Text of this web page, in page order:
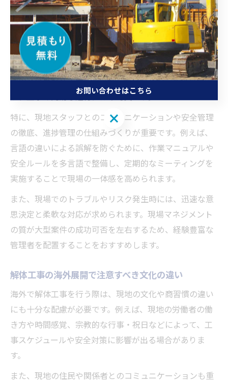
海外解体工事で役立つ現場マネジメント手法
海外の現場では、多国籍の作業員や異なる文化背景を持
つ関係者が集まるため、現場マネジメントの手法が日本
国内とは異なります。明確な役割分担と指示系統の構築
が、工事の円滑な進行には不可欠です。
特に、現地スタッフとのコミュニケーションや安全管理
の徹底、進捗管理の仕組みづくりが重要です。例えば、
言語の違いによる誤解を防ぐために、作業マニュアルや
安全ルールを多言語で整備し、定期的なミーティングを
実施することで現場の一体感を高められます。
また、現場でのトラブルやリスク発生時には、迅速な意
思決定と柔軟な対応が求められます。現場マネジメント
の質が大型案件の成功可否を左右するため、経験豊富な
管理者を配置することをおすすめします。
解体工事の海外展開で注意すべき文化の違い
海外で解体工事を行う際は、現地の文化や商習慣の違い
にも十分な配慮が必要です。例えば、現地の労働者の働
き方や時間感覚、宗教的な行事・祝日などによって、工
事スケジュールや安全対策に影響が出る場合がありま
す。
また、現地の住民や関係者とのコミュニケーションも重
お問い合わせはこちら
お問い合わせはこちら